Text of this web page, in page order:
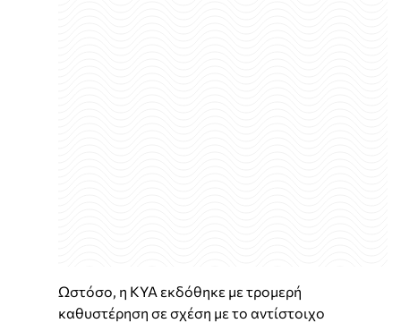
Ωστόσο, η ΚΥΑ εκδόθηκε με τρομερή
καθυστέρηση σε σχέση με το αντίστοιχο